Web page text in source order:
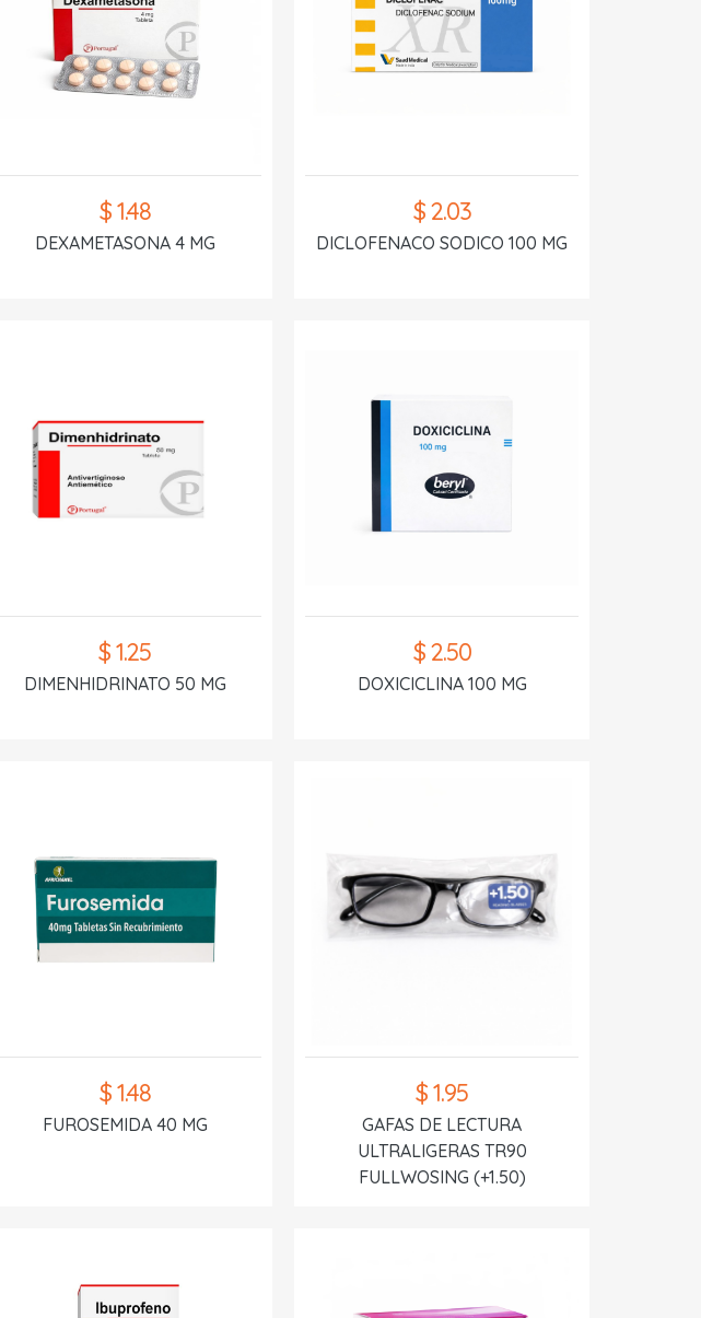
$ 1.48
DEXAMETASONA 4 MG
$ 2.03
DICLOFENACO SODICO 100 MG
$ 1.25
DIMENHIDRINATO 50 MG
$ 2.50
DOXICICLINA 100 MG
$ 1.48
FUROSEMIDA 40 MG
$ 1.95
GAFAS DE LECTURA
ULTRALIGERAS TR90
FULLWOSING (+1.50)